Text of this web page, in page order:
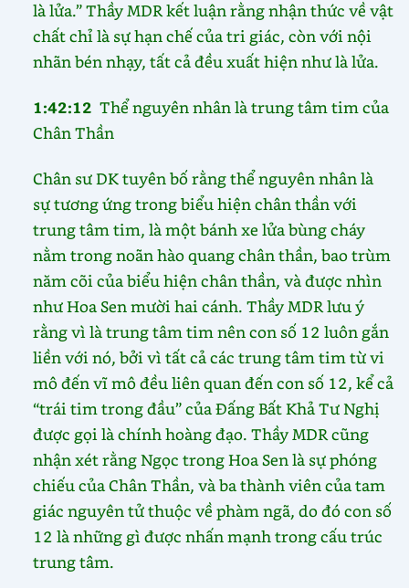
là lửa.” Thầy MDR kết luận rằng nhận thức về vật
chất chỉ là sự hạn chế của tri giác, còn với nội
nhãn bén nhạy, tất cả đều xuất hiện như là lửa.
1:42:12Thể nguyên nhân là trung tâm tim của
Chân Thần
Chân sư DK tuyên bố rằng thể nguyên nhân là
sự tương ứng trong biểu hiện chân thần với
trung tâm tim, là một bánh xe lửa bùng cháy
nằm trong noãn hào quang chân thần, bao trùm
năm cõi của biểu hiện chân thần, và được nhìn
như Hoa Sen mười hai cánh. Thầy MDR lưu ý
rằng vì là trung tâm tim nên con số 12 luôn gắn
liền với nó, bởi vì tất cả các trung tâm tim từ vi
mô đến vĩ mô đều liên quan đến con số 12, kể cả
“trái tim trong đầu” của Đấng Bất Khả Tư Nghị
được gọi là chính hoàng đạo. Thầy MDR cũng
nhận xét rằng Ngọc trong Hoa Sen là sự phóng
chiếu của Chân Thần, và ba thành viên của tam
giác nguyên tử thuộc về phàm ngã, do đó con số
12 là những gì được nhấn mạnh trong cấu trúc
trung tâm.